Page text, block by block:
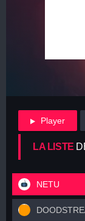
Player
LA LISTE
NETU